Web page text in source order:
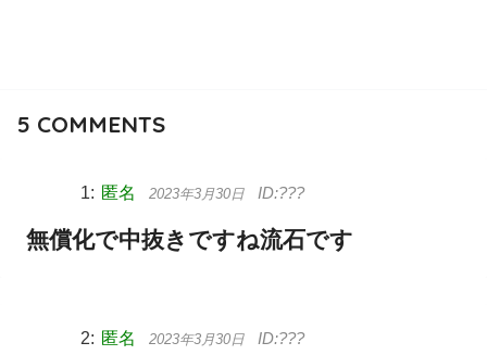
5 COMMENTS
匿名 2023年3月30日
無償化で中抜きですね流石です
匿名 2023年3月30日